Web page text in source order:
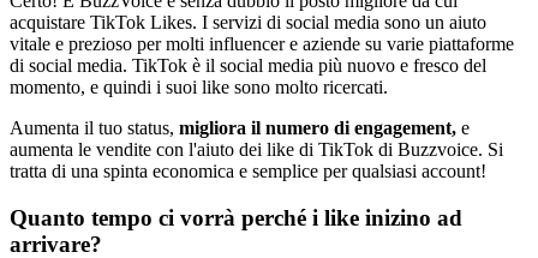
acquistare TikTok Likes. I servizi di social media sono un aiuto
vitale e prezioso per molti influencer e aziende su varie piattaforme
di social media. TikTok è il social media più nuovo e fresco del
momento, e quindi i suoi like sono molto ricercati.
Aumenta il tuo status, migliora il numero di engagement, e
aumenta le vendite con l'aiuto dei like di TikTok di Buzzvoice. Si
tratta di una spinta economica e semplice per qualsiasi account!
Quanto tempo ci vorrà perché i like inizino ad
arrivare?